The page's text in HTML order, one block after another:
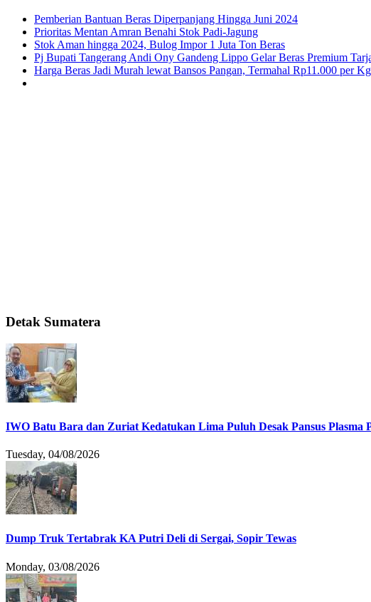
Pemberian Bantuan Beras Diperpanjang Hingga Juni 2024
Prioritas Mentan Amran Benahi Stok Padi-Jagung
Stok Aman hingga 2024, Bulog Impor 1 Juta Ton Beras
Pj Bupati Tangerang Andi Ony Gandeng Lippo Gelar Beras Premium
Harga Beras Jadi Murah lewat Bansos Pangan, Termahal Rp11.000 per Kg
Detak Sumatera
IWO Batu Bara dan Zuriat Kedatukan Lima Puluh Desak Pansus Plasma
Tuesday, 04/08/2026
Dump Truk Tertabrak KA Putri Deli di Sergai, Sopir Tewas
Monday, 03/08/2026